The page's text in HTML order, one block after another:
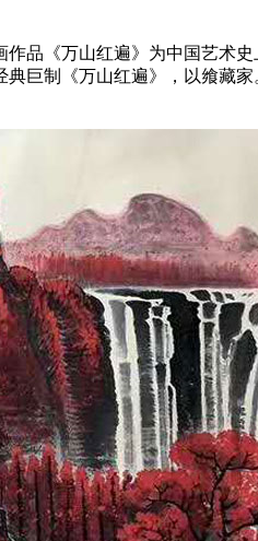
品《万山红遍》为中国艺术
巨制《万山红遍》，以飨藏